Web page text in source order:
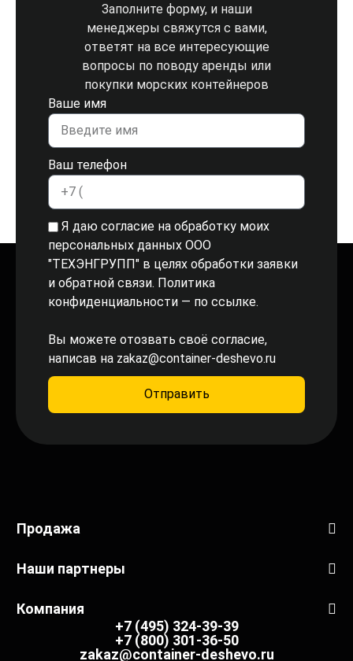
Заполните форму, и наши
менеджеры свяжутся с вами,
ответят на все интересующие
вопросы по поводу аренды или
покупки морских контейнеров
Ваше имя
Ваш телефон
Я даю согласие на обработку моих
персональных данных ООО
"ТЕХЭНГРУПП" в целях обработки заявки
и обратной связи. Политика
конфиденциальности — по ссылке.
Вы можете отозвать своё согласие,
написав на zakaz@container-deshevo.ru
Отправить
Продажа
Наши партнеры
Компания
+7 (495) 324-39-39
+7 (800) 301-36-50
zakaz@container-deshevo.ru